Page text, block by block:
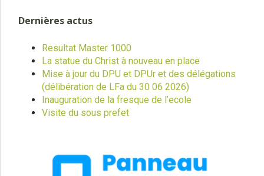
Dernières actus
Resultat Master 1000
La statue du Christ à nouveau en place
Mise à jour du DPU et DPUr et des délégations
(délibération de LFa du 30 06 2026)
Inauguration de la fresque de l’ecole
Visite du sous prefet